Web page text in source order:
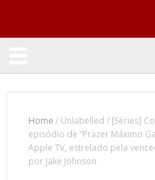
Home /Unlabelled / [Séries]
episódio de “Prazer Máximo
Apple TV, estrelado pela
por Jake Johnson